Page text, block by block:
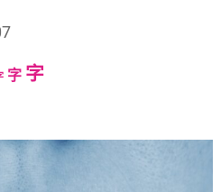
Decrease
字Reset
字Increase